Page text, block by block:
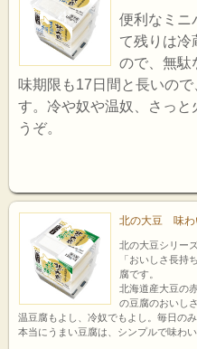
便利なミニ
て残りは冷
ので、無駄
味期限も17日間と長いの
す。冷や奴や温奴、さっ
うぞ。
北の大豆 味わ
北の大豆シリー
「おいしさ長持
腐です。
北海道産大豆の
の豆腐のおいし
温豆腐もよし、冷奴でもよし。毎日の
本当にうまい豆腐は、シンプルで味わい